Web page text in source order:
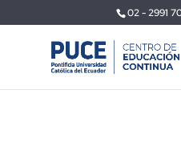
02 - 2991